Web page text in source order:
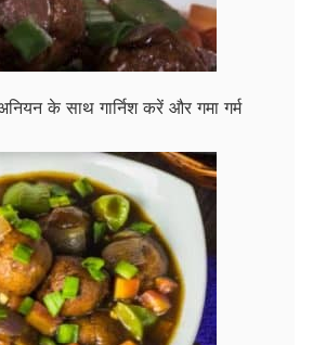
के साथ गार्निश करें और गमा गर्म